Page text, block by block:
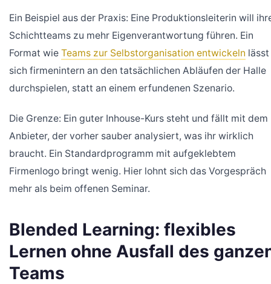
Ein Beispiel aus der Praxis: Eine Produktionsleiterin will
Schichtteams zu mehr Eigenverantwortung führen. Ein
Format wie Teams zur Selbstorganisation entwickeln lässt
sich firmenintern an den tatsächlichen Abläufen der Halle
durchspielen, statt an einem erfundenen Szenario.
Die Grenze: Ein guter Inhouse-Kurs steht und fällt mit dem
Anbieter, der vorher sauber analysiert, was ihr wirklich
braucht. Ein Standardprogramm mit aufgeklebtem
Firmenlogo bringt wenig. Hier lohnt sich das Vorgespräch
mehr als beim offenen Seminar.
Blended Learning: flexibles
Lernen ohne Ausfall des
Teams